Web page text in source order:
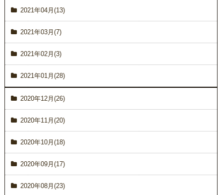
2021年04月(13)
2021年03月(7)
2021年02月(3)
2021年01月(28)
2020年12月(26)
2020年11月(20)
2020年10月(18)
2020年09月(17)
2020年08月(23)